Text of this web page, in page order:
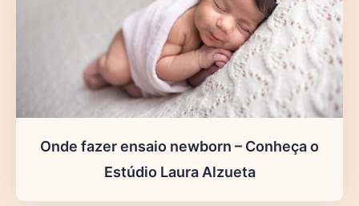
Onde fazer ensaio newborn – Conheça o
Estúdio Laura Alzueta